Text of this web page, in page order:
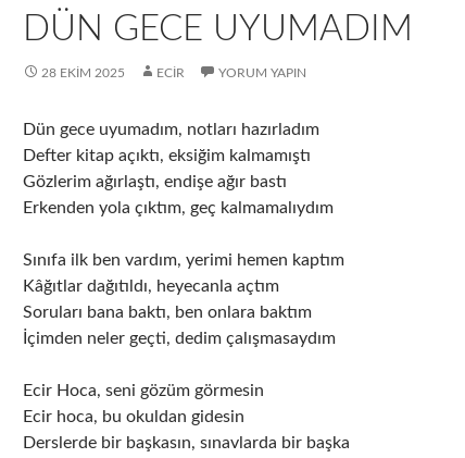
DÜN GECE UYUMADIM
28 EKIM 2025 ECIR YORUM YAPIN
Dün gece uyumadım, notları hazırladım
Defter kitap açıktı, eksiğim kalmamıştı
Gözlerim ağırlaştı, endişe ağır bastı
Erkenden yola çıktım, geç kalmamalıydım
Sınıfa ilk ben vardım, yerimi hemen kaptım
Kâğıtlar dağıtıldı, heyecanla açtım
Soruları bana baktı, ben onlara baktım
İçimden neler geçti, dedim çalışmasaydım
Ecir Hoca, seni gözüm görmesin
Ecir hoca, bu okuldan gidesin
Derslerde bir başkasın, sınavlarda bir başka